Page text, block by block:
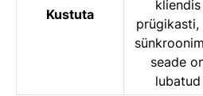
Kustuta
kliendis
prügikasti,
seade
lubatud